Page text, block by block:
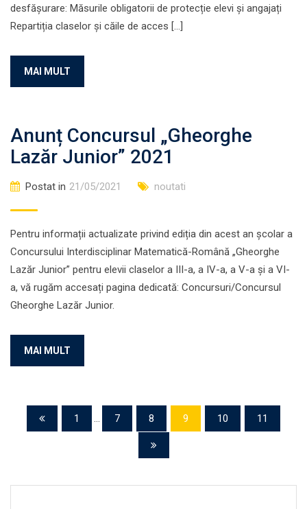
desfășurare: Măsurile obligatorii de protecție elevi și angajați
Repartiția claselor și căile de acces […]
MAI MULT
Anunț Concursul „Gheorghe
Lazăr Junior” 2021
Postat in 21/05/2021 noutati
Pentru informații actualizate privind ediția din acest an școlar a
Concursului Interdisciplinar Matematică-Română „Gheorghe
Lazăr Junior” pentru elevii claselor a III-a, a IV-a, a V-a și a VI-
a, vă rugăm accesați pagina dedicată: Concursuri/Concursul
Gheorghe Lazăr Junior.
MAI MULT
1 ... 7 8 9 10 11